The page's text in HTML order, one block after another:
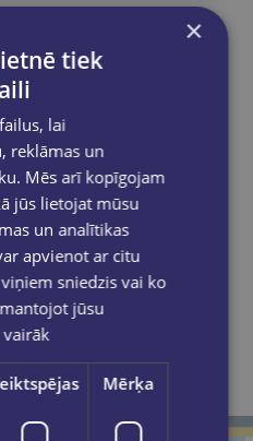
×
tiek
lai
reklāmas un
Mēs arī kopīgojam
jūs lietojat mūsu
un analītikas
apvienot ar citu
sniedzis vai ko
jūsu
vairāk
Mērķa